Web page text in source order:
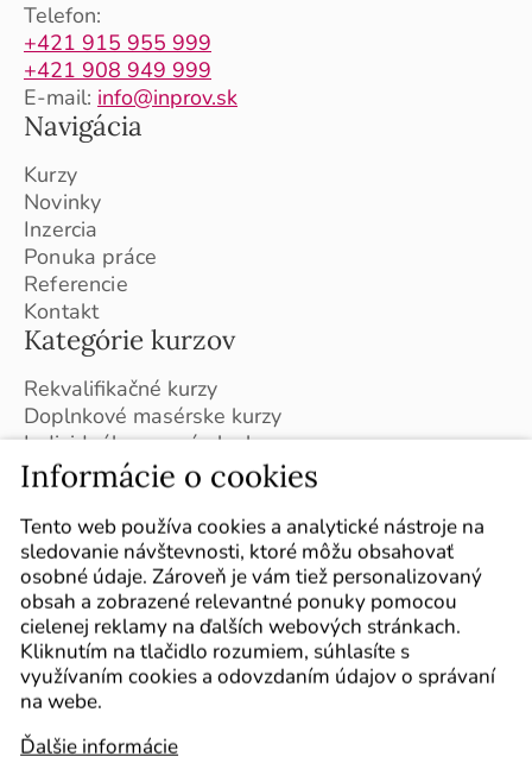
Telefon:
+421 915 955 999
+421 908 949 999
E-mail: info@inprov.sk
Navigácia
Kurzy
Novinky
Inzercia
Ponuka práce
Referencie
Kontakt
Kategórie kurzov
Rekvalifikačné kurzy
Doplnkové masérske kurzy
Individuálne masérske kurzy
Kurzy v ČR (Brno)
Plán kurzov na školský rok 2026 / 2027
Sledujte nás
Označte nás vo svojich príspevkoch :-)
KurzyCookie policy
Informácie o cookies
Tento web používa cookies a analytické nástroje na
sledovanie návštevnosti, ktoré môžu obsahovať
osobné údaje. Zároveň je vám tiež personalizovaný
obsah a zobrazené relevantné ponuky pomocou
cielenej reklamy na ďalších webových stránkach.
Kliknutím na tlačidlo rozumiem, súhlasíte s
využívaním cookies a odovzdaním údajov o správaní
na webe.
Ďalšie informácie